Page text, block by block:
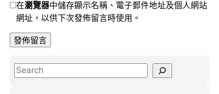
在瀏覽器中儲存顯示名稱、電子郵件地址及個人網站
網址，以供下次發佈留言時使用。
S